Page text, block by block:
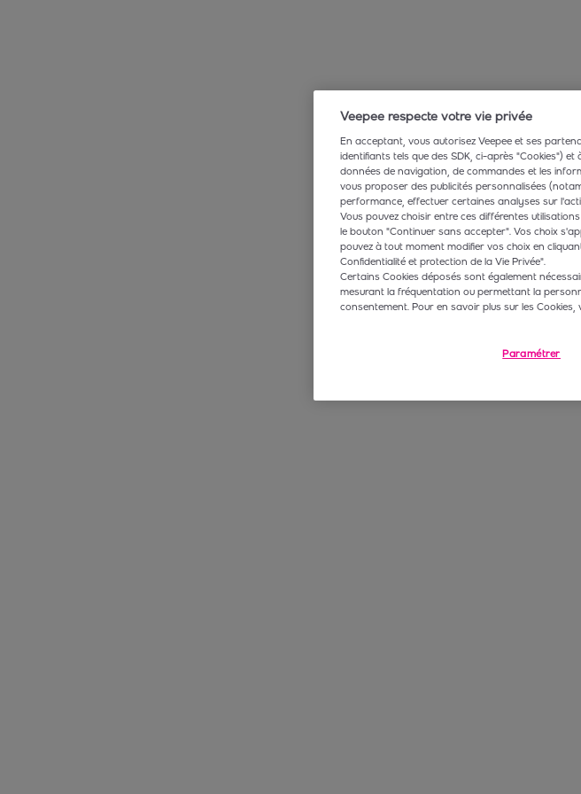
Veepee respecte votre vie privée
En acceptant, vous autorisez Veepee et ses
identifiants tels que des SDK, ci-après "Cookies")
données de navigation, de commandes et les
vous proposer des publicités personnalisées
performance, effectuer certaines analyses sur
Vous pouvez choisir entre ces différentes
le bouton "Continuer sans accepter". Vos choix
pouvez à tout moment modifier vos choix en
Confidentialité et protection de la Vie Privée".
Certains Cookies déposés sont également
mesurant la fréquentation ou permettant la
consentement. Pour en savoir plus sur les
Paramétrer